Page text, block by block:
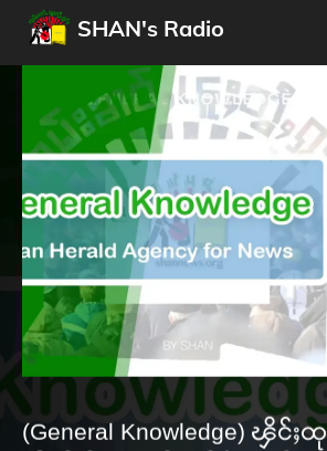
SHAN's Radio
(General Knowledge) ၾိင်ႈ